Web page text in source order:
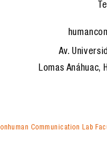
Av.
Lomas Anáhuac,
Communication Lab